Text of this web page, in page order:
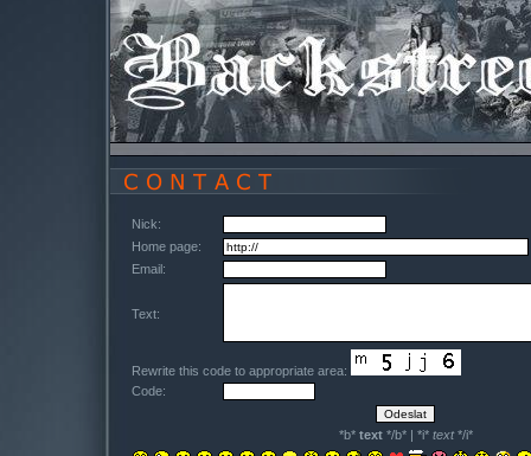
Nick:
Home page:
Email:
Text:
Rewrite this code to appropriate area:
Code:
*b* text*/b* | *i* text*/i*